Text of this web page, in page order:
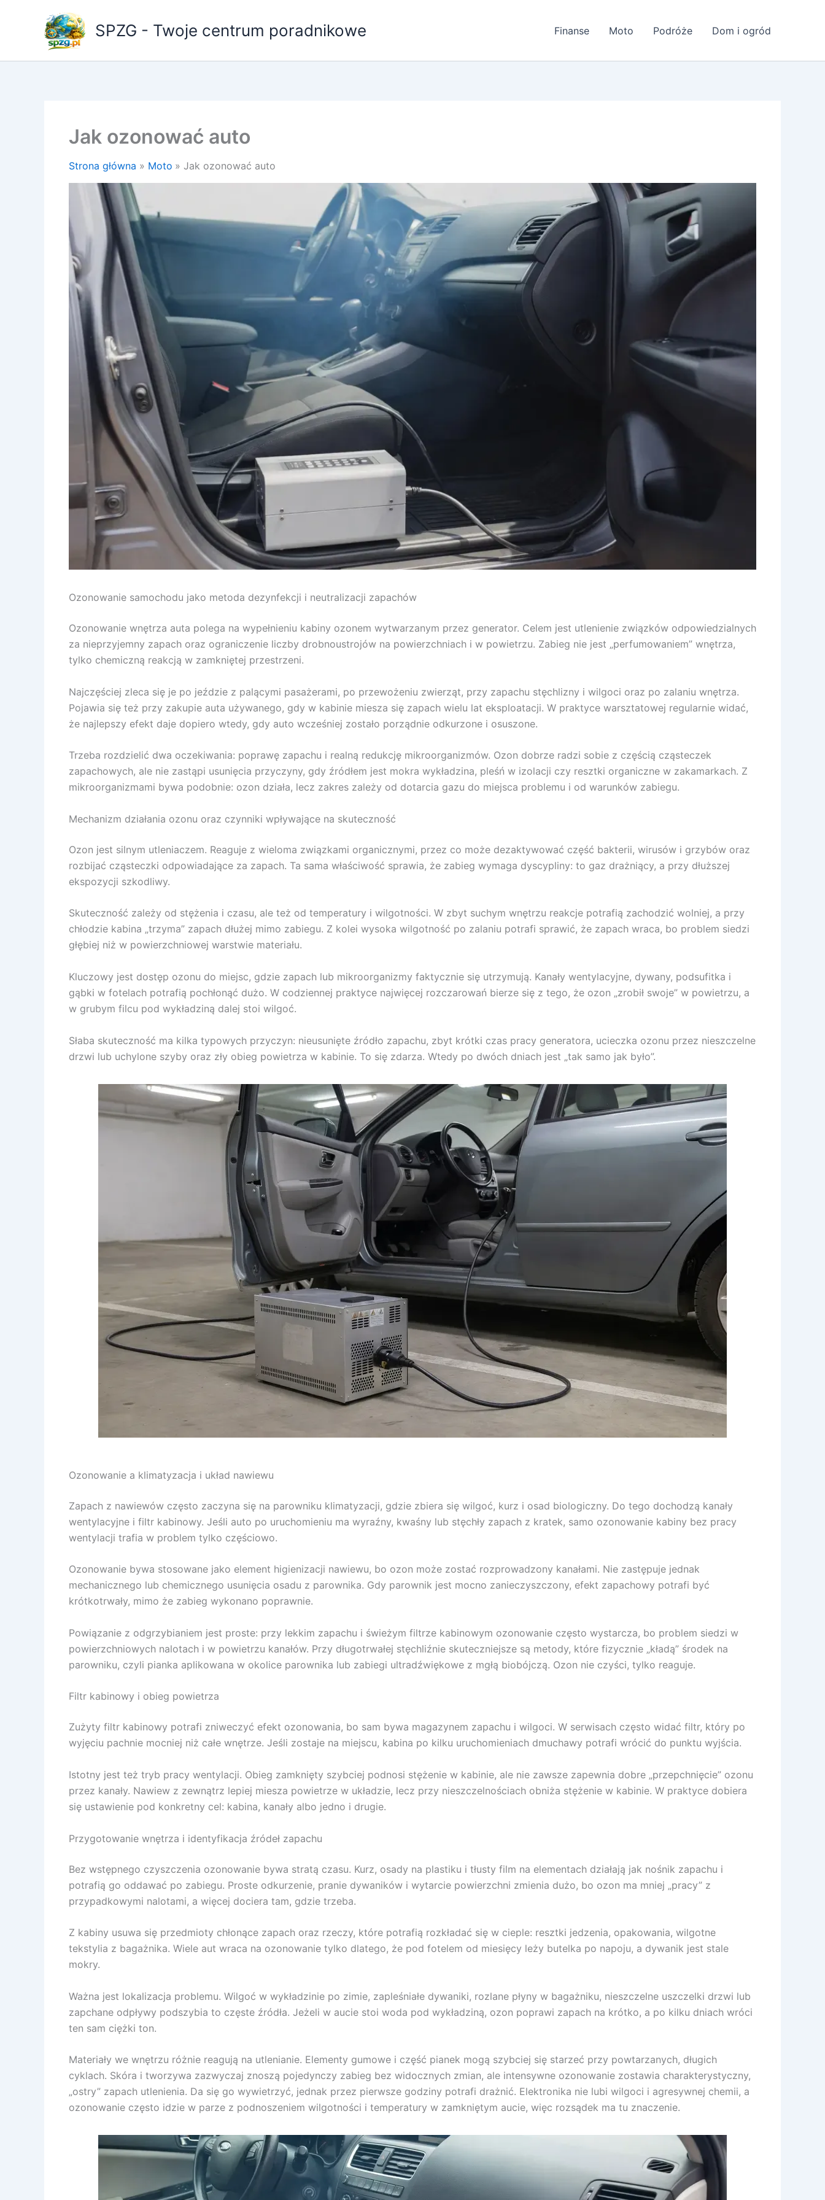
SPZG - Twoje centrum poradnikowe Finanse Moto Podróże Dom i ogród
Jak ozonować auto
Strona główna Moto Jak ozonować auto
Ozonowanie samochodu jako metoda dezynfekcji i neutralizacji zapachów
Ozonowanie wnętrza auta polega na wypełnieniu kabiny ozonem wytwarzanym przez generator. Celem jest utlenienie związków odpowiedzialnych
za nieprzyjemny zapach oraz ograniczenie liczby drobnoustrojów na powierzchniach i w powietrzu. Zabieg nie jest „perfumowaniem” wnętrza,
tylko chemiczną reakcją w zamkniętej przestrzeni.
Najczęściej zleca się je po jeździe z palącymi pasażerami, po przewożeniu zwierząt, przy zapachu stęchlizny i wilgoci oraz po zalaniu wnętrza.
Pojawia się też przy zakupie auta używanego, gdy w kabinie miesza się zapach wielu lat eksploatacji. W praktyce warsztatowej regularnie widać,
że najlepszy efekt daje dopiero wtedy, gdy auto wcześniej zostało porządnie odkurzone i osuszone.
Trzeba rozdzielić dwa oczekiwania: poprawę zapachu i realną redukcję mikroorganizmów. Ozon dobrze radzi sobie z częścią cząsteczek
zapachowych, ale nie zastąpi usunięcia przyczyny, gdy źródłem jest mokra wykładzina, pleśń w izolacji czy resztki organiczne w zakamarkach. Z
mikroorganizmami bywa podobnie: ozon działa, lecz zakres zależy od dotarcia gazu do miejsca problemu i od warunków zabiegu.
Mechanizm działania ozonu oraz czynniki wpływające na skuteczność
Ozon jest silnym utleniaczem. Reaguje z wieloma związkami organicznymi, przez co może dezaktywować część bakterii, wirusów i grzybów oraz
rozbijać cząsteczki odpowiadające za zapach. Ta sama właściwość sprawia, że zabieg wymaga dyscypliny: to gaz drażniący, a przy dłuższej
ekspozycji szkodliwy.
Skuteczność zależy od stężenia i czasu, ale też od temperatury i wilgotności. W zbyt suchym wnętrzu reakcje potrafią zachodzić wolniej, a przy
chłodzie kabina „trzyma” zapach dłużej mimo zabiegu. Z kolei wysoka wilgotność po zalaniu potrafi sprawić, że zapach wraca, bo problem siedzi
głębiej niż w powierzchniowej warstwie materiału.
Kluczowy jest dostęp ozonu do miejsc, gdzie zapach lub mikroorganizmy faktycznie się utrzymują. Kanały wentylacyjne, dywany, podsufitka i
gąbki w fotelach potrafią pochłonąć dużo. W codziennej praktyce najwięcej rozczarowań bierze się z tego, że ozon „zrobił swoje” w powietrzu, a
w grubym filcu pod wykładziną dalej stoi wilgoć.
Słaba skuteczność ma kilka typowych przyczyn: nieusunięte źródło zapachu, zbyt krótki czas pracy generatora, ucieczka ozonu przez nieszczelne
drzwi lub uchylone szyby oraz zły obieg powietrza w kabinie. To się zdarza. Wtedy po dwóch dniach jest „tak samo jak było”.
Ozonowanie a klimatyzacja i układ nawiewu
Zapach z nawiewów często zaczyna się na parowniku klimatyzacji, gdzie zbiera się wilgoć, kurz i osad biologiczny. Do tego dochodzą kanały
wentylacyjne i filtr kabinowy. Jeśli auto po uruchomieniu ma wyraźny, kwaśny lub stęchły zapach z kratek, samo ozonowanie kabiny bez pracy
wentylacji trafia w problem tylko częściowo.
Ozonowanie bywa stosowane jako element higienizacji nawiewu, bo ozon może zostać rozprowadzony kanałami. Nie zastępuje jednak
mechanicznego lub chemicznego usunięcia osadu z parownika. Gdy parownik jest mocno zanieczyszczony, efekt zapachowy potrafi być
krótkotrwały, mimo że zabieg wykonano poprawnie.
Powiązanie z odgrzybianiem jest proste: przy lekkim zapachu i świeżym filtrze kabinowym ozonowanie często wystarcza, bo problem siedzi w
powierzchniowych nalotach i w powietrzu kanałów. Przy długotrwałej stęchliźnie skuteczniejsze są metody, które fizycznie „kładą” środek na
parowniku, czyli pianka aplikowana w okolice parownika lub zabiegi ultradźwiękowe z mgłą biobójczą. Ozon nie czyści, tylko reaguje.
Filtr kabinowy i obieg powietrza
Zużyty filtr kabinowy potrafi zniweczyć efekt ozonowania, bo sam bywa magazynem zapachu i wilgoci. W serwisach często widać filtr, który po
wyjęciu pachnie mocniej niż całe wnętrze. Jeśli zostaje na miejscu, kabina po kilku uruchomieniach dmuchawy potrafi wrócić do punktu wyjścia.
Istotny jest też tryb pracy wentylacji. Obieg zamknięty szybciej podnosi stężenie w kabinie, ale nie zawsze zapewnia dobre „przepchnięcie” ozonu
przez kanały. Nawiew z zewnątrz lepiej miesza powietrze w układzie, lecz przy nieszczelnościach obniża stężenie w kabinie. W praktyce dobiera
się ustawienie pod konkretny cel: kabina, kanały albo jedno i drugie.
Przygotowanie wnętrza i identyfikacja źródeł zapachu
Bez wstępnego czyszczenia ozonowanie bywa stratą czasu. Kurz, osady na plastiku i tłusty film na elementach działają jak nośnik zapachu i
potrafią go oddawać po zabiegu. Proste odkurzenie, pranie dywaników i wytarcie powierzchni zmienia dużo, bo ozon ma mniej „pracy” z
przypadkowymi nalotami, a więcej dociera tam, gdzie trzeba.
Z kabiny usuwa się przedmioty chłonące zapach oraz rzeczy, które potrafią rozkładać się w cieple: resztki jedzenia, opakowania, wilgotne
tekstylia z bagażnika. Wiele aut wraca na ozonowanie tylko dlatego, że pod fotelem od miesięcy leży butelka po napoju, a dywanik jest stale
mokry.
Ważna jest lokalizacja problemu. Wilgoć w wykładzinie po zimie, zapleśniałe dywaniki, rozlane płyny w bagażniku, nieszczelne uszczelki drzwi lub
zapchane odpływy podszybia to częste źródła. Jeżeli w aucie stoi woda pod wykładziną, ozon poprawi zapach na krótko, a po kilku dniach wróci
ten sam ciężki ton.
Materiały we wnętrzu różnie reagują na utlenianie. Elementy gumowe i część pianek mogą szybciej się starzeć przy powtarzanych, długich
cyklach. Skóra i tworzywa zazwyczaj znoszą pojedynczy zabieg bez widocznych zmian, ale intensywne ozonowanie zostawia charakterystyczny,
„ostry” zapach utlenienia. Da się go wywietrzyć, jednak przez pierwsze godziny potrafi drażnić. Elektronika nie lubi wilgoci i agresywnej chemii, a
ozonowanie często idzie w parze z podnoszeniem wilgotności i temperatury w zamkniętym aucie, więc rozsądek ma tu znaczenie.